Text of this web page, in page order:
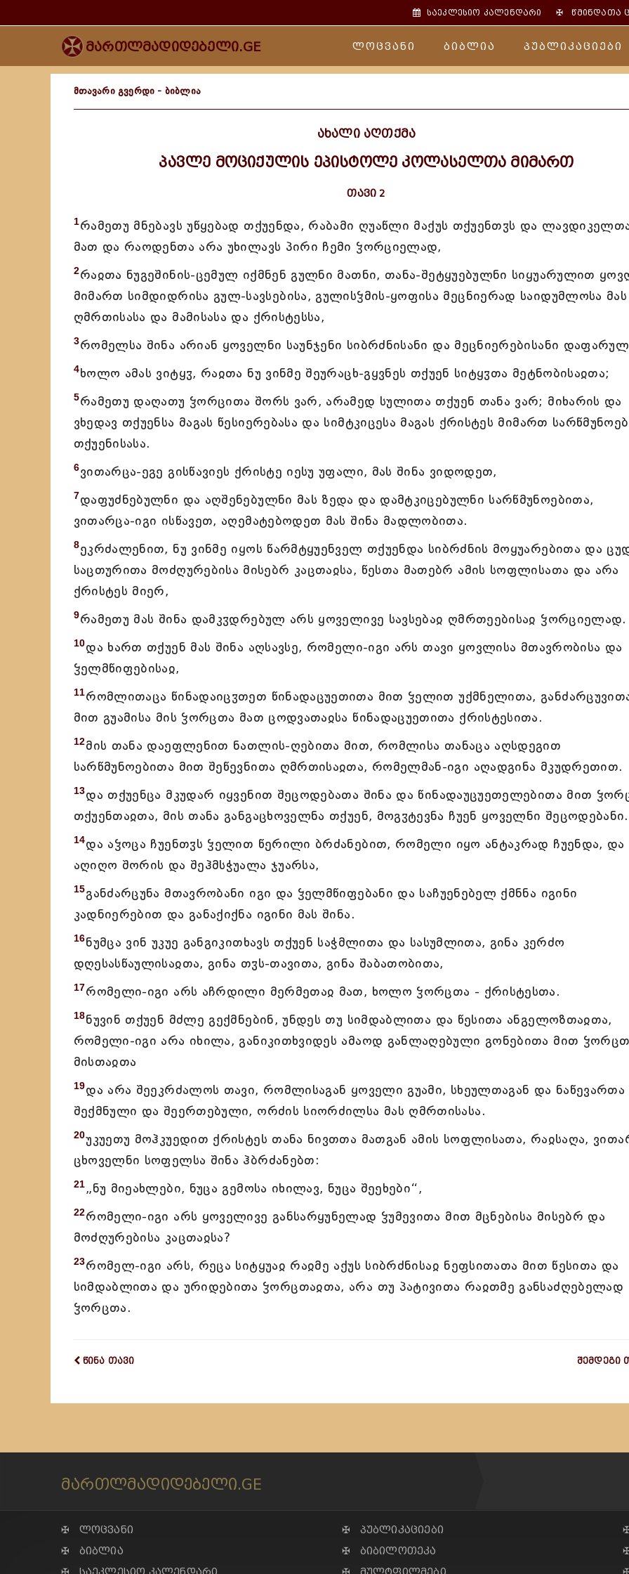
საეკლესიო კალენდარი ✠წმინდათა
მართლმადიდებელი.GE ლოცვანი ბიბლია პუბლიკაციები
მთავარი გვერდი - ბიბლია
ახალი აღთქმა
პავლე მოციქულის ეპისტოლე კოლასელთა მიმართ
თავი 2
1რამეთუ მნებავს უწყებად თქუენდა, რაბამი ღუაწლი მაქუს თქუენთჳს და
მათ და რაოდენთა არა უხილავს პირი ჩემი ჴორციელად,
2რაჲთა ნუგეშინის-ცემულ იქმნენ გულნი მათნი, თანა-შეტყუებულნი სიყუარულით
მიმართ სიმდიდრისა გულ-სავსებისა, გულისჴმის-ყოფისა მეცნიერად საიდუმლოსა მას
ღმრთისასა და მამისასა და ქრისტესსა,
3რომელსა შინა არიან ყოველნი საუნჯენი სიბრძნისანი და მეცნიერებისანი
4ხოლო ამას ვიტყჳ, რაჲთა ნუ ვინმე შეურაცხ-გყვნეს თქუენ სიტყჳთა მეტნობისაჲთა;
5რამეთუ დაღათუ ჴორცითა შორს ვარ, არამედ სულითა თქუენ თანა ვარ; მიხარის და
ვხედავ თქუენსა მაგას წესიერებასა და სიმტკიცესა მაგას ქრისტეს მიმართ
თქუენისასა.
6ვითარცა-ეგე გისწავიეს ქრისტე იესუ უფალი, მას შინა ვიდოდეთ,
7დაფუძნებულნი და აღშენებულნი მას ზედა და დამტკიცებულნი სარწმუნოებითა,
ვითარცა-იგი ისწავეთ, აღემატებოდეთ მას შინა მადლობითა.
8ეკრძალენით, ნუ ვინმე იყოს წარმტყუენველ თქუენდა სიბრძნის მოყუარებითა და
საცთურითა მოძღურებისა მისებრ კაცთაჲსა, წესთა მათებრ ამის სოფლისათა და არა
ქრისტეს მიერ,
9რამეთუ მას შინა დამკჳდრებულ არს ყოველივე სავსებაჲ ღმრთეებისაჲ ჴორციელად.
10და ხართ თქუენ მას შინა აღსავსე, რომელი-იგი არს თავი ყოვლისა მთავრობისა და
ჴელმწიფებისაჲ,
11რომლითაცა წინადაიცჳთეთ წინადაცუეთითა მით ჴელით უქმნელითა,
მით გუამისა მის ჴორცთა მათ ცოდვათაჲსა წინადაცუეთითა ქრისტესითა.
12მის თანა დაეფლენით ნათლის-ღებითა მით, რომლისა თანაცა აღსდეგით
სარწმუნოებითა მით შეწევნითა ღმრთისაჲთა, რომელმან-იგი აღადგინა მკუდრეთით.
13და თქუენცა მკუდარ იყვენით შეცოდებათა შინა და წინადაუცუეთელებითა მით
თქუენთაჲთა, მის თანა განგაცხოველნა თქუენ, მოგჳტევნა ჩუენ ყოველნი შეცოდებანი.
14და აჴოცა ჩუენთჳს ჴელით წერილი ბრძანებით, რომელი იყო ანტაკრად ჩუენდა, და
აღიღო შორის და შეჰმსჭუალა ჯუარსა,
15განძარცუნა მთავრობანი იგი და ჴელმწიფებანი და საჩუენებელ ქმნნა იგინი
კადნიერებით და განაქიქნა იგინი მას შინა.
16ნუმცა ვინ უკუე განგიკითხავს თქუენ საჭმლითა და სასუმლითა, გინა კერძო
დღესასწაულისაჲთა, გინა თჳს-თავითა, გინა შაბათობითა,
17რომელი-იგი არს აჩრდილი მერმეთაჲ მათ, ხოლო ჴორცთა - ქრისტესთა.
18ნუვინ თქუენ მძლე გექმნებინ, უნდეს თუ სიმდაბლითა და წესითა ანგელოზთაჲთა,
რომელი-იგი არა იხილა, განიკითხვიდეს ამაოდ განლაღებული გონებითა მით
მისთაჲთა
19და არა შეეკრძალოს თავი, რომლისაგან ყოველი გუამი, სხეულთაგან და ნაწევართა
შექმნული და შეერთებული, ორძის სიორძილსა მას ღმრთისასა.
20უკუეთუ მოჰკუედით ქრისტეს თანა ნივთთა მათგან ამის სოფლისათა, რაჲსაღა,
ცხოველნი სოფელსა შინა ჰბრძანებთ:
21 „ნუ მიეახლები, ნუცა გემოსა იხილავ, ნუცა შეეხები“,
22რომელი-იგი არს ყოველივე განსარყუნელად ჴუმევითა მით მცნებისა მისებრ და
მოძღურებისა კაცთაჲსა?
23რომელ-იგი არს, რეცა სიტყუაჲ რაჲმე აქუს სიბრძნისაჲ ნეფსითათა მით წესითა და
სიმდაბლითა და ურიდებითა ჴორცთაჲთა, არა თუ პატივითა რაჲთმე განსაძღებელად
ჴორცთა.
წინა თავი შემდეგი
მართლმადიდებელი.GE
✠ ლოცვანი
✠ ბიბლია
✠ პუბლიკაციები
✠ ბიბილოთეკა